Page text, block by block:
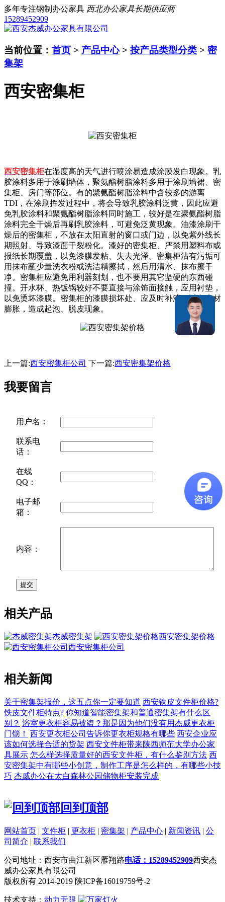
多年专注钢制办公家具 西北办公家具长期供应商
15289452909
当前位置： 首页 > 产品中心> 按产品类型分类 > 密
集架
西安密集柜
西安密集柜在湿度高的天气进行喷涂易造成涂膜发白现象。乳
胶涂料多用于涂刷墙体，聚氨酯树脂涂料多用于涂刷墙裙、密
集柜、房门等部位。有的聚氨酯树脂涂料中含较多的游离
TDI，在涂刷挥发过程中，将会导致乳胶涂料泛黄，因此应避
免乳胶涂料和聚氨酯树脂涂料同时施工，较好是在聚氨酯树脂
涂料完全干燥后再刷乳胶涂料，可避免泛黄现象。油漆涂刷干
燥后的密集柜，不放在太阳直射的窗口或门边，以免紫外线长
期照射、导致漆面干裂粉化。漆好的密集柜、严禁用塑料布或
报纸长期覆盖，以免漆膜发粘、失去光泽。密集柜沾有污垢可
用抹布蘸少量洗衣粉或洗洁精擦拭，然后用清水、抹布擦干
净。密集柜应避免用利器刻划，也不要用其它坚硬的东西碰
撞。开水杯、热饭锅较好不要直接与涂饰面接触，应用衬垫，
以免烫坏漆膜。密集柜的漆膜损坏处、应及时补漆，以免木材
膨胀，造成起泡、脱皮现象。
上一篇:西安密集柜公司 下一篇:西安密集架价格
我要留言
用户名：
联系电
话：
在线
QQ：
电子邮
箱：
内容：
相关产品
杰威密集架
西安密集架价格
西安密集柜公司
相关新闻
关于密集架报价，这五点你一定要知道 西安铁皮文件柜价格?
铁皮文件柜特点? 你知道智能密集架和普通密集架有什么区
别？ 浴室更衣柜容易被盗？那是因为他们没有用杰威更衣柜
门锁！
西安更衣柜公司告诉你更衣柜规格有哪些 西安企业应
该如何选择合适的货架 西安文件柜带来陕西师范大学办公家
具展示 怎么样选择质量好的西安文件柜，有什么鉴别方法 西
安密集架中有哪些小创意，制作工序是怎么样的，有哪些小技
巧 杰威办公在太白森林公园储物柜安装完成
回到顶部
网站首页 | 文件柜 | 更衣柜 | 密集架 | 产品中心 | 新闻资讯 | 公
司简介 | 联系我们
公司地址：西安市曲江新区雁翔路电话：15289452909西安杰
威办公家具有限公司
版权所有 2014-2019 陕ICP备16019759号-2
技术支持： 动力无限